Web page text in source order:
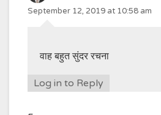
September 12, 2019 at 10:58 am
वाह बहुत सुंदर रचना
Log in to Reply